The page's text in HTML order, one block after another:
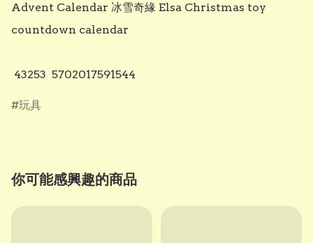
Advent Calendar 冰雪奇緣 Elsa Christmas toy
countdown calendar
43253  5702017591544
玩具
你可能感興趣的商品